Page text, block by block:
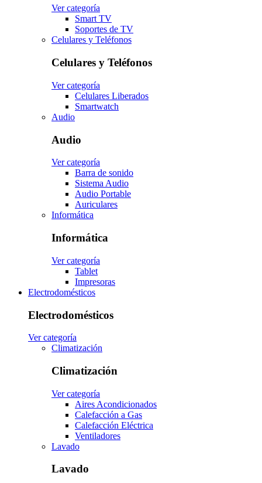
Ver categoría
Smart TV
Soportes de TV
Celulares y Teléfonos
Celulares y Teléfonos
Ver categoría
Celulares Liberados
Smartwatch
Audio
Audio
Ver categoría
Barra de sonido
Sistema Audio
Audio Portable
Auriculares
Informática
Informática
Ver categoría
Tablet
Impresoras
Electrodomésticos
Electrodomésticos
Ver categoría
Climatización
Climatización
Ver categoría
Aires Acondicionados
Calefacción a Gas
Calefacción Eléctrica
Ventiladores
Lavado
Lavado